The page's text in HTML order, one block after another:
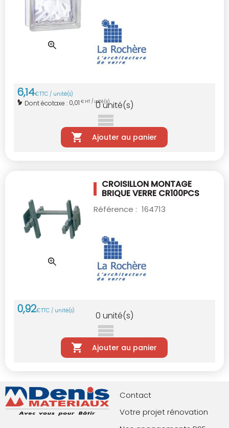
6,14€TTC / unité(s)
Dont écotaxe : 0,01 € HT / unité(s)
0unité(s)
Ajouter au panier
CROISILLON MONTAGE
BRIQUE VERRE CR100PCS
Référence : 164713
0,92€TTC / unité(s) 0 unité(s)
Ajouter au panier
Contact
Votre projet rénovation